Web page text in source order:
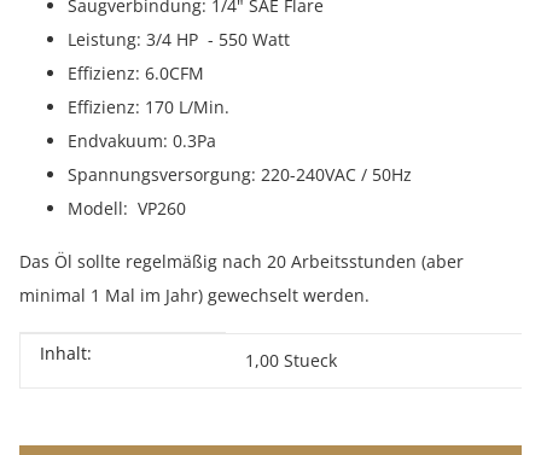
Saugverbindung: 1/4" SAE Flare
Leistung: 3/4 HP - 550 Watt
Effizienz: 6.0CFM
Effizienz: 170 L/Min.
Endvakuum: 0.3Pa
Spannungsversorgung: 220-240VAC / 50Hz
Modell: VP260
Das Öl sollte regelmäßig nach 20 Arbeitsstunden (aber
minimal 1 Mal im Jahr) gewechselt werden.
Produkteigenschaft
Wert
Inhalt: 1,00 Stueck